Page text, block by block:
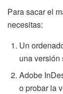
Para sacar el
necesitas:
Un
una versión
Adobe
o probar la